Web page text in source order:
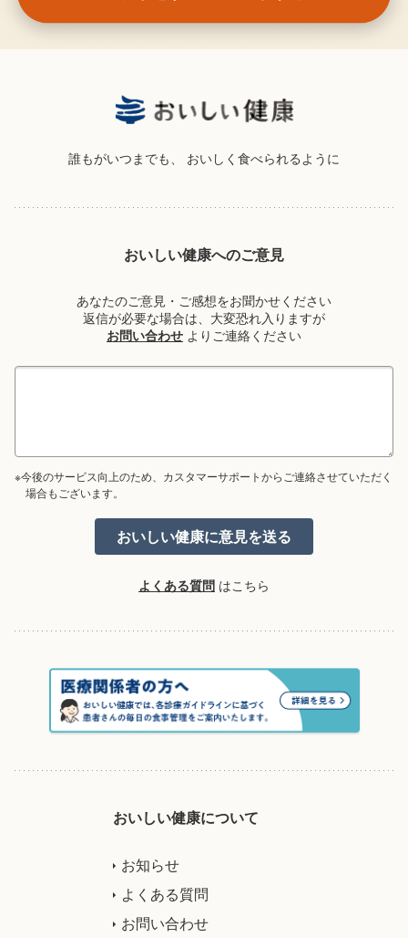
誰もがいつまでも、 おいしく食べられるように
おいしい健康へのご意見
あなたのご意見・ご感想をお聞かせください
返信が必要な場合は、大変恐れ入りますが
お問い合わせ よりご連絡ください
※今後のサービス向上のため、カスタマーサポートからご連絡させていただく
場合もございます。
よくある質問 はこちら
おいしい健康について
お知らせ
よくある質問
お問い合わせ